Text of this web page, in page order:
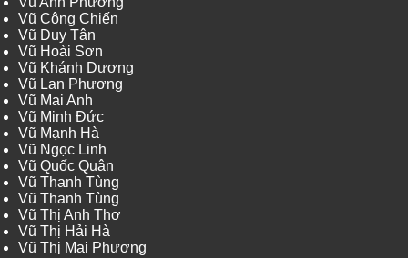
Vũ Công Chiến
Vũ Duy Tân
Vũ Hoài Sơn
Vũ Khánh Dương
Vũ Lan Phương
Vũ Mai Anh
Vũ Minh Đức
Vũ Mạnh Hà
Vũ Ngọc Linh
Vũ Quốc Quân
Vũ Thanh Tùng
Vũ Thanh Tùng
Vũ Thị Anh Thơ
Vũ Thị Hải Hà
Vũ Thị Mai Phương